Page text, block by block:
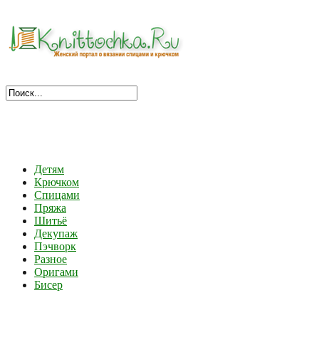
Детям
Крючком
Спицами
Пряжа
Шитьё
Декупаж
Пэчворк
Разное
Оригами
Бисер